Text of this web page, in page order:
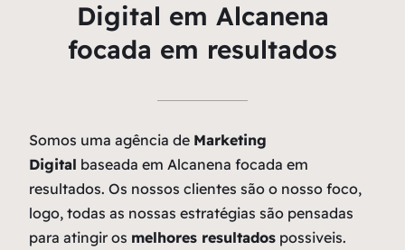
Digital em Alcanena
focada em resultados
Somos uma agência de Marketing
Digital baseada em Alcanena focada em
resultados. Os nossos clientes são o nosso foco,
logo, todas as nossas estratégias são pensadas
para atingir os melhores resultados possiveis.